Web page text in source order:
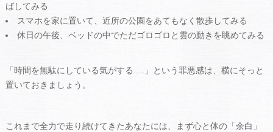
ばしてみる
スマホを家に置いて、近所の公園をあてもなく散歩してみる
休日の午後、ベッドの中でただゴロゴロと雲の動きを眺めてみる
「時間を無駄にしている気がする……」という罪悪感は、横にそっと
置いておきましょう。
これまで全力で走り続けてきたあなたには、まず心と体の「余白」